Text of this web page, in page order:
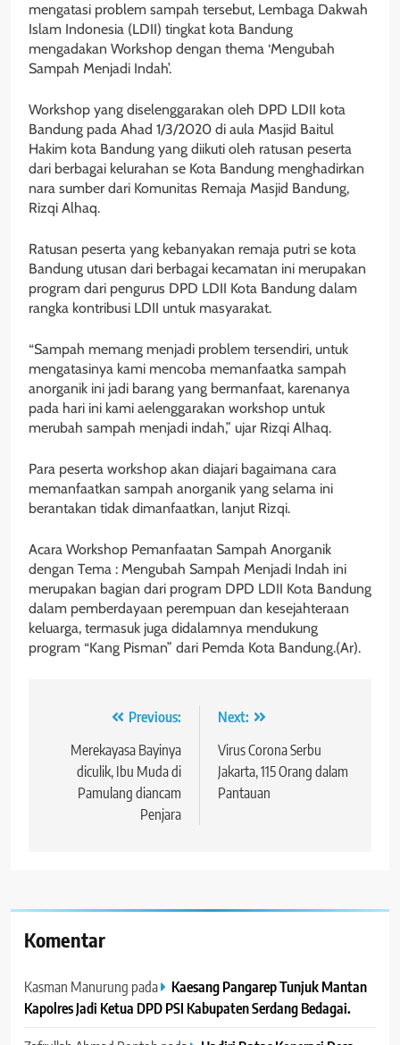
mengatasi problem sampah tersebut, Lembaga Dakwah
Islam Indonesia (LDII) tingkat kota Bandung
mengadakan Workshop dengan thema ‘Mengubah
Sampah Menjadi Indah’.
Workshop yang diselenggarakan oleh DPD LDII kota
Bandung pada Ahad 1/3/2020 di aula Masjid Baitul
Hakim kota Bandung yang diikuti oleh ratusan peserta
dari berbagai kelurahan se Kota Bandung menghadirkan
nara sumber dari Komunitas Remaja Masjid Bandung,
Rizqi Alhaq.
Ratusan peserta yang kebanyakan remaja putri se kota
Bandung utusan dari berbagai kecamatan ini merupakan
program dari pengurus DPD LDII Kota Bandung dalam
rangka kontribusi LDII untuk masyarakat.
“Sampah memang menjadi problem tersendiri, untuk
mengatasinya kami mencoba memanfaatka sampah
anorganik ini jadi barang yang bermanfaat, karenanya
pada hari ini kami aelenggarakan workshop untuk
merubah sampah menjadi indah,” ujar Rizqi Alhaq.
Para peserta workshop akan diajari bagaimana cara
memanfaatkan sampah anorganik yang selama ini
berantakan tidak dimanfaatkan, lanjut Rizqi.
Acara Workshop Pemanfaatan Sampah Anorganik
dengan Tema : Mengubah Sampah Menjadi Indah ini
merupakan bagian dari program DPD LDII Kota Bandung
dalam pemberdayaan perempuan dan kesejahteraan
keluarga, termasuk juga didalamnya mendukung
program “Kang Pisman” dari Pemda Kota Bandung.(Ar).
Navigasi
pos
Previous:
Merekayasa Bayinya
diculik, Ibu Muda di
Pamulang diancam
Penjara
Next:
Virus Corona Serbu
Jakarta, 115 Orang dalam
Pantauan
Komentar
Kasman Manurung pada
Kaesang Pangarep Tunjuk Mantan
Kapolres Jadi Ketua DPD PSI Kabupaten Serdang Bedagai. ‎ ‎